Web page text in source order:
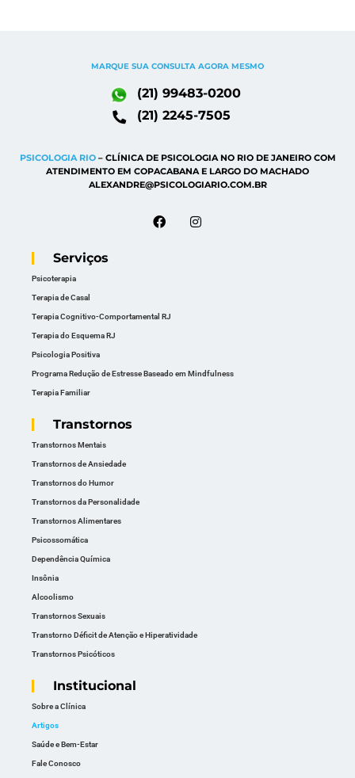
MARQUE SUA CONSULTA AGORA MESMO
(21) 99483-0200
(21) 2245-7505
PSICOLOGIA RIO– CLÍNICA DE PSICOLOGIA NO RIO DE JANEIRO COM
ATENDIMENTO EM COPACABANA E LARGO DO MACHADO
ALEXANDRE@PSICOLOGIARIO.COM.BR
Serviços
Psicoterapia
Terapia de Casal
Terapia Cognitivo-Comportamental RJ
Terapia do Esquema RJ
Psicologia Positiva
Programa Redução de Estresse Baseado em Mindfulness
Terapia Familiar
Transtornos
Transtornos Mentais
Transtornos de Ansiedade
Transtornos do Humor
Transtornos da Personalidade
Transtornos Alimentares
Psicossomática
Dependência Química
Insônia
Alcoolismo
Transtornos Sexuais
Transtorno Déficit de Atenção e Hiperatividade
Transtornos Psicóticos
Institucional
Sobre a Clínica
Artigos
Saúde e Bem-Estar
Fale Conosco